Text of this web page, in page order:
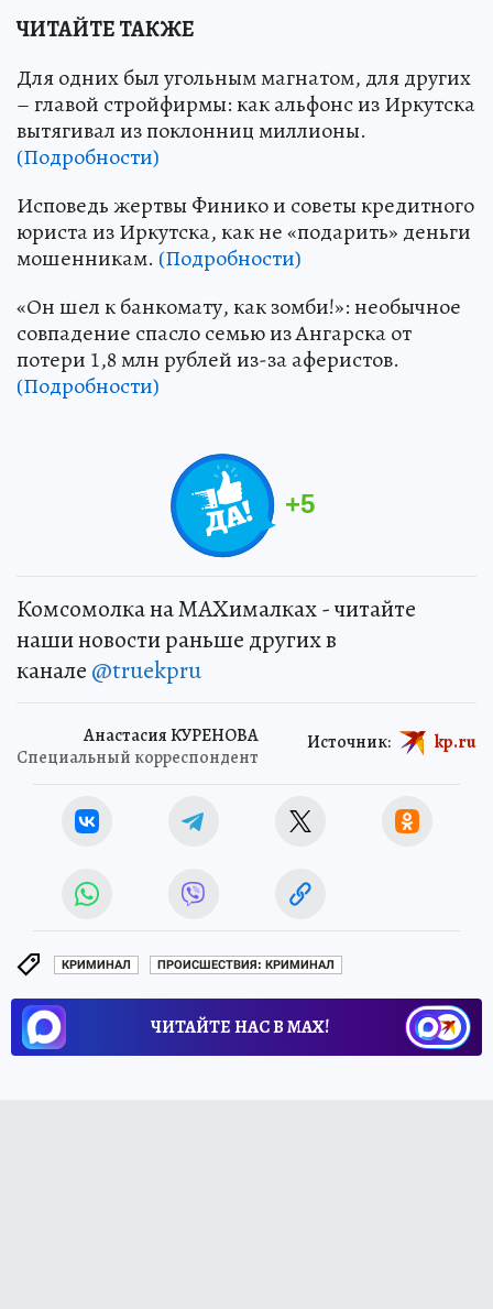
ЧИТАЙТЕ ТАКЖЕ
Для одних был угольным магнатом, для других
– главой стройфирмы: как альфонс из Иркутска
вытягивал из поклонниц миллионы.
(Подробности)
Исповедь жертвы Финико и советы кредитного
юриста из Иркутска, как не «подарить» деньги
мошенникам. (Подробности)
«Он шел к банкомату, как зомби!»: необычное
совпадение спасло семью из Ангарска от
потери 1,8 млн рублей из-за аферистов.
(Подробности)
+5
Комсомолка на MAXималках - читайте
наши новости раньше других в
канале @truekpru
Анастасия КУРЕНОВА
Специальный корреспондент
Источник: kp.ru
КРИМИНАЛ ПРОИСШЕСТВИЯ: КРИМИНАЛ
ЧИТАЙТЕ НАС В МАХ!